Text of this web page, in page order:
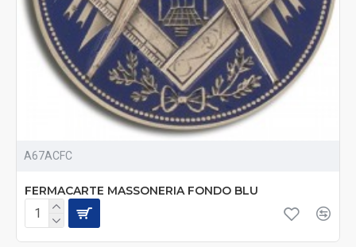
A67ACFC
FERMACARTE MASSONERIA FONDO BLU